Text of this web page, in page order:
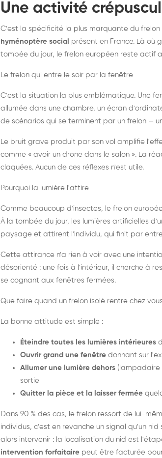
Une activité
C'est la spécificité la plus marquante du
hyménoptère social présent en France. Là où
tombée du jour, le frelon européen reste actif
Le frelon qui entre le soir par la fenêtre
C'est la situation la plus emblématique. Une
allumée dans une chambre, un écran
de scénarios qui se terminent par un frelon —
Le bruit grave produit par son vol amplifie
comme « avoir un drone dans le salon ». La
claquées. Aucun de ces réflexes n'est utile.
Pourquoi la lumière l'attire
Comme beaucoup d'insectes, le frelon
À la tombée du jour, les lumières artificielles
paysage et attirent l'individu, qui finit par
Cette attirance n'a rien à voir avec une
désorienté : une fois à l'intérieur, il cherche à
se cognant aux fenêtres fermées.
Que faire quand un frelon isolé rentre chez vous
La bonne attitude est simple :
Éteindre toutes les lumières intérieures
Ouvrir grand une fenêtre donnant sur
Allumer une lumière dehors (lampadaire
sortie
Quitter la pièce et la laisser fermée
Dans 90 % des cas, le frelon ressort de lui-
individus, c'est en revanche un signal qu'un
alors intervenir : la localisation du nid est
intervention forfaitaire peut être facturée